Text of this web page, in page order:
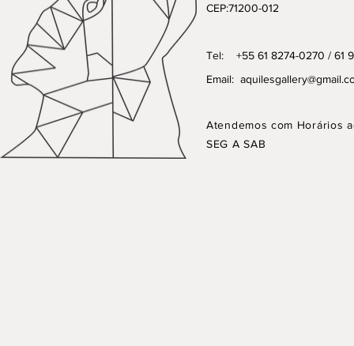
CEP:71200-012
Tel: +55 61 8274-0270 / 61
Email:
Atendemos com Horários
SEG A SAB